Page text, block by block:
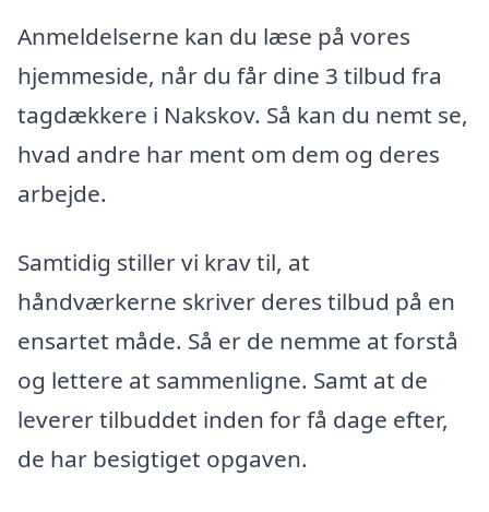
Anmeldelserne kan du læse på vores
hjemmeside, når du får dine 3 tilbud fra
tagdækkere i Nakskov. Så kan du nemt se,
hvad andre har ment om dem og deres
arbejde.
Samtidig stiller vi krav til, at
håndværkerne skriver deres tilbud på en
ensartet måde. Så er de nemme at forstå
og lettere at sammenligne. Samt at de
leverer tilbuddet inden for få dage efter,
de har besigtiget opgaven.